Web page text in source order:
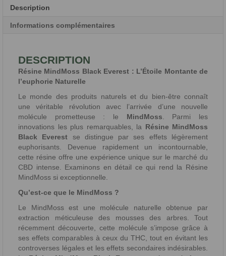
Description
Informations complémentaires
DESCRIPTION
Résine MindMoss Black Everest : L’Étoile Montante de
l’euphorie Naturelle
Le monde des produits naturels et du bien-être connaît
une véritable révolution avec l’arrivée d’une nouvelle
molécule prometteuse : le MindMoss . Parmi les
innovations les plus remarquables, la Résine MindMoss
Black Everest se distingue par ses effets légèrement
euphorisants. Devenue rapidement un incontournable,
cette résine offre une expérience unique sur le marché du
CBD intense. Examinons en détail ce qui rend la Résine
MindMoss si exceptionnelle.
Qu’est-ce que le MindMoss ?
Le MindMoss est une molécule naturelle obtenue par
extraction méticuleuse des mousses des arbres. Tout
récemment découverte, cette molécule s’impose grâce à
ses effets comparables à ceux du THC, tout en évitant les
controverses légales et les effets secondaires indésirables.